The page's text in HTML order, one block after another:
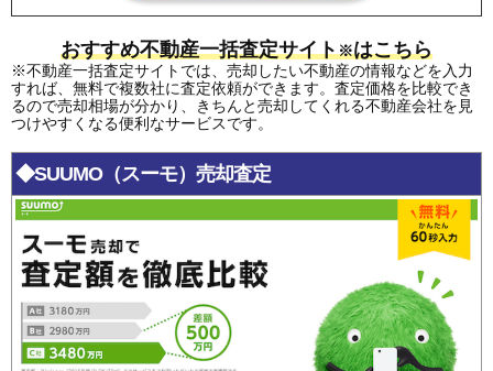
おすすめ不動産一括査定サイト※はこちら
※不動産一括査定サイトでは、売却したい不動産の情報などを入力
すれば、無料で複数社に査定依頼ができます。査定価格を比較でき
るので売却相場が分かり、きちんと売却してくれる不動産会社を見
つけやすくなる便利なサービスです。
◆SUUMO（スーモ）売却査定